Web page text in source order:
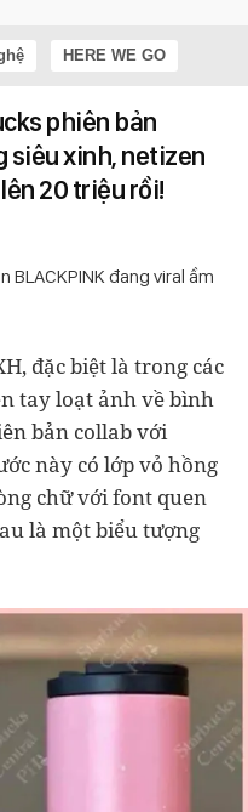
HERE WE GO
phiên bản
siêu xinh, netizen
20 triệu rồi!
BLACKPINK đang viral ầm
đặc biệt là trong các
tay loạt ảnh về bình
bản collab với
này có lớp vỏ hồng
chữ với font quen
là một biểu tượng